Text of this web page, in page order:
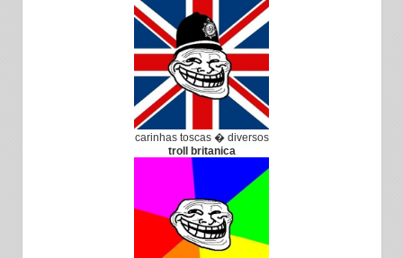
carinhas toscas � diversos
troll britanica